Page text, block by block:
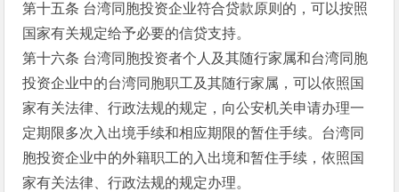
第十五条 台湾同胞投资企业符合贷款原则的，可以按照
国家有关规定给予必要的信贷支持。
第十六条 台湾同胞投资者个人及其随行家属和台湾同胞
投资企业中的台湾同胞职工及其随行家属，可以依照国
家有关法律、行政法规的规定，向公安机关申请办理一
定期限多次入出境手续和相应期限的暂住手续。台湾同
胞投资企业中的外籍职工的入出境和暂住手续，依照国
家有关法律、行政法规的规定办理。